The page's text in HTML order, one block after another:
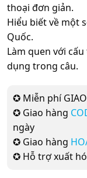
thoại đơn giản.
Hiểu biết về một
Quốc.
Làm quen với
dụng trong câu.
✪ Miễn phí
✪ Giao hàng
ngày
✪ Giao hàng
✪ Hỗ trợ xuất